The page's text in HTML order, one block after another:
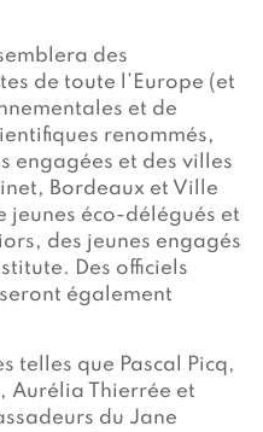
des
de toute l’Europe (et
et de
renommés,
engagées et des villes
Bordeaux et Ville
jeunes éco-délégués et
des jeunes engagés
Des officiels
également
telles que Pascal Picq,
Aurélia Thierrée et
du Jane